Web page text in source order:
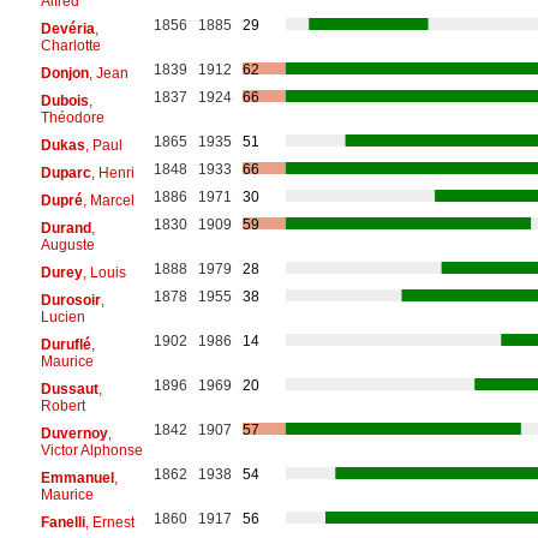
Devéria
Charlotte
1856 1885 29
Donjon, Jean 1839 1912
62
Dubois
Théodore
1837 1924 66
Dukas , Paul 1865 1935
51
Duparc, Henri 1848 1933
66
Dupré, Marcel 1886 1971
30
Durand,
Auguste
1830 1909 59
Durey, Louis 1888 1979
28
Durosoir,
Lucien
1878 1955 38
Duruflé,
Maurice
1902 1986 14
Dussaut,
Robert
1896 1969 20
Duvernoy,
Victor Alphonse
1842 1907 57
Emmanuel,
Maurice
1862 1938 54
Fanelli, Ernest 1860 1917
56